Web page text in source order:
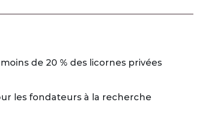
de 20 % des licornes privées
les fondateurs à la recherche